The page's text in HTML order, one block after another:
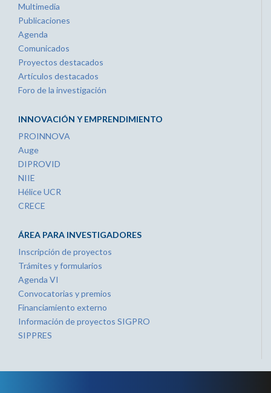
Multimedia
Publicaciones
Agenda
Comunicados
Proyectos destacados
Artículos destacados
Foro de la investigación
INNOVACIÓN Y EMPRENDIMIENTO
PROINNOVA
Auge
DIPROVID
NIIE
Hélice UCR
CRECE
ÁREA PARA INVESTIGADORES
Inscripción de proyectos
Trámites y formularios
Agenda VI
Convocatorias y premios
Financiamiento externo
Información de proyectos SIGPRO
SIPPRES